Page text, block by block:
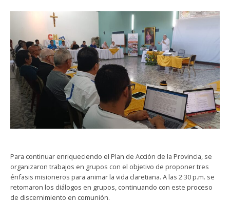
Para continuar enriqueciendo el Plan de Acción de la Provincia, se
organizaron trabajos en grupos con el objetivo de proponer tres
énfasis misioneros para animar la vida claretiana. A las 2:30 p.m. se
retomaron los diálogos en grupos, continuando con este proceso
de discernimiento en comunión.